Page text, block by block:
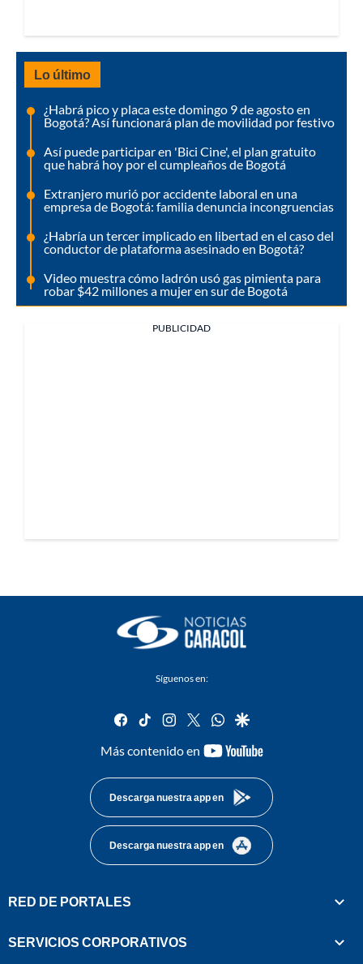
Lo último
¿Habrá pico y placa este domingo 9 de agosto en
Bogotá? Así funcionará plan de movilidad por festivo
Así puede participar en 'Bici Cine', el plan gratuito
que habrá hoy por el cumpleaños de Bogotá
Extranjero murió por accidente laboral en una
empresa de Bogotá: familia denuncia incongruencias
¿Habría un tercer implicado en libertad en el caso del
conductor de plataforma asesinado en Bogotá?
Video muestra cómo ladrón usó gas pimienta para
robar $42 millones a mujer en sur de Bogotá
PUBLICIDAD
Síguenos en:
facebook
tiktok instagram
twitterwhatsapp
google
Más contenido en
youtube-
Descarga nuestra app en
Descarga nuestra app en
RED DE PORTALES
SERVICIOS CORPORATIVOS